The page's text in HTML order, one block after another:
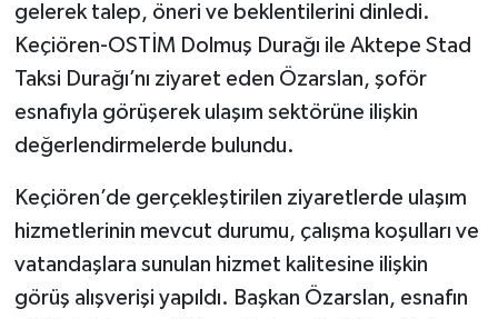
gelerek talep, öneri ve beklentilerini dinledi.
Keçiören-OSTİM Dolmuş Durağı ile Aktepe Stad
Taksi Durağı’nı ziyaret eden Özarslan, şoför
esnafıyla görüşerek ulaşım sektörüne ilişkin
değerlendirmelerde bulundu.
Keçiören’de gerçekleştirilen ziyaretlerde ulaşım
hizmetlerinin mevcut durumu, çalışma koşulları ve
vatandaşlara sunulan hizmet kalitesine ilişkin
görüş alışverişi yapıldı. Başkan Özarslan, esnafın